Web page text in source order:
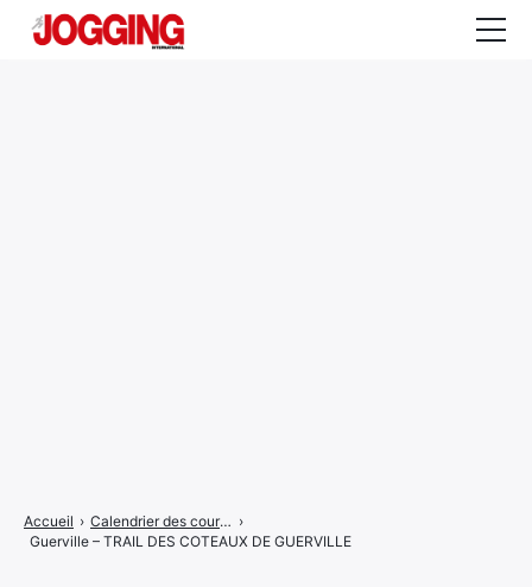
Accueil › Calendrier des courses ›
Guerville – TRAIL DES COTEAUX DE GUERVILLE